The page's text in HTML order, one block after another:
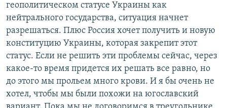
геополитическом статусе Украины как
нейтрального государства, ситуация начнет
разрешаться. Плюс Россия хочет получить и новую
конституцию Украины, которая закрепит этот
статус. Если не решить эти проблемы сейчас, через
какое-то время придется их решать все равно, но
до этого мы прольем много крови. И я бы очень не
хотел, чтобы мы были похожи на югославский